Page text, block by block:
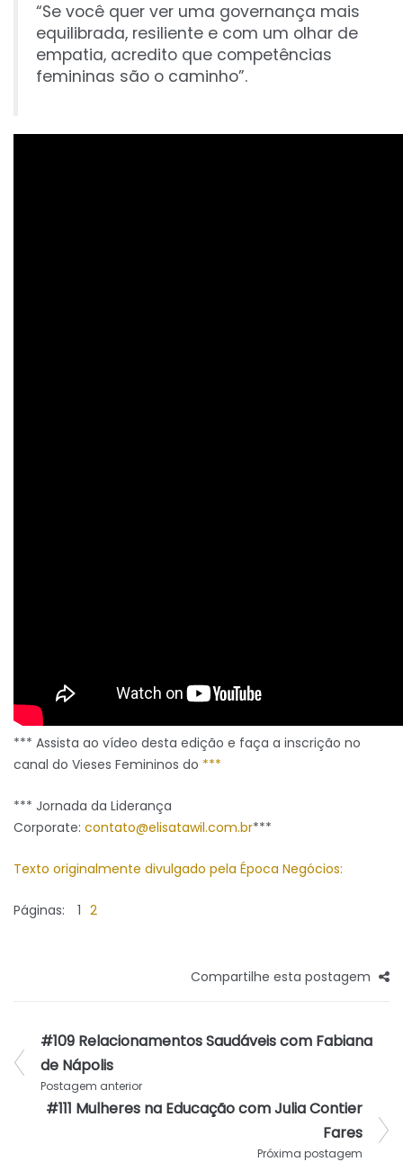
“Se você quer ver uma governança mais
equilibrada, resiliente e com um olhar de
empatia, acredito que competências
femininas são o caminho”.
*** Assista ao vídeo desta edição e faça a inscrição no
canal do Vieses Femininos do ***
*** Jornada da Liderança
Corporate: contato@elisatawil.com.br***
Texto originalmente divulgado pela Época Negócios:
Páginas: 1 2
Compartilhe esta postagem
#109 Relacionamentos Saudáveis com Fabiana
de Nápolis
Postagem anterior
#111 Mulheres na Educação com Julia Contier
Fares
Próxima postagem